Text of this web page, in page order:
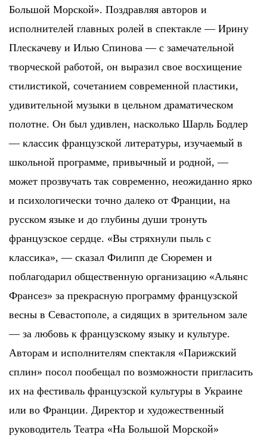
Большой Морской». Поздравляя авторов и
исполнителей главных ролей в спектакле — Ирину
Плескачеву и Илью Спинова — с замечательной
творческой работой, он выразил свое восхищение
стилистикой, сочетанием современной пластики,
удивительной музыки в цельном драматическом
полотне. Он был удивлен, насколько Шарль Бодлер
— классик французской литературы, изучаемый в
школьной программе, привычный и родной, —
может прозвучать так современно, неожиданно ярко
и психологически точно далеко от Франции, на
русском языке и до глубины души тронуть
французское сердце. «Вы стряхнули пыль с
классика», — сказал Филипп де Сюремен и
поблагодарил общественную организацию «Альянс
Франсез» за прекрасную программу французской
весны в Севастополе, а сидящих в зрительном зале
— за любовь к французскому языку и культуре.
Авторам и исполнителям спектакля «Парижский
сплин» посол пообещал по возможности пригласить
их на фестиваль французской культуры в Украине
или во Франции. Директор и художественный
руководитель Театра «На Большой Морской»